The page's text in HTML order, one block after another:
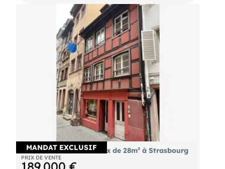
MANDAT EXCLUSIF
Vente murs commerciaux de 28m² à Strasbourg
PRIX DE VENTE